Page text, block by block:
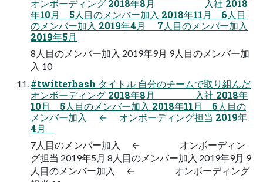
オンボーディング 2018年8月 入社 2018
年10月 5人目のメンバー加入 2018年11月 6人目
のメンバー加入 2019年4月 7人目のメンバー加入
2019年5月
8人目のメンバー加入 2019年9月 9人目のメンバー加
入 10
#twitterhash タイトル 自分のチームで取り組んだ
オンボーディング 2018年8月 入社 2018年
10月 5人目のメンバー加入 2018年11月 6人目の
メンバー加入 ← オンボーディング担当 2019年
4月
7人目のメンバー加入 ← オンボーディン
グ担当 2019年5月 8人目のメンバー加入 2019年9月 9
人目のメンバー加入 ← オンボーディング